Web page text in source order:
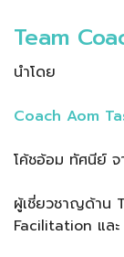
Team
นำโดย
Coach Aom
โค้ชอ้อม ทัศนีย์
ผู้เชี่ยวชาญด้าน
Facilitation แล